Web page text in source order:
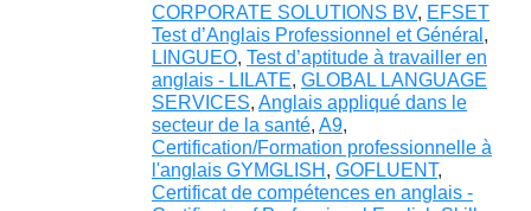
CORPORATE SOLUTIONS BV, EFSET
Test d’Anglais Professionnel et Général ,
LINGUEO, Test d’aptitude à travailler en
anglais - LILATE, GLOBAL LANGUAGE
SERVICES, Anglais appliqué dans le
secteur de la santé, A9,
Certification/Formation professionnelle à
l'anglais GYMGLISH , GOFLUENT,
Certificat de compétences en anglais -